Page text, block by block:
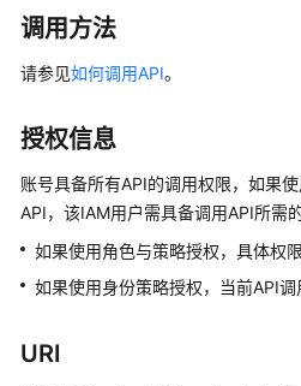
介
据
理
方
法
速
调用方法
请参见如何调用API。
授权信息
账号具备所有API的调用权限，如果
API，该IAM用户需具备调用API所需的
如果使用角色与策略授权，具体权
如果使用身份策略授权，当前API调
URI